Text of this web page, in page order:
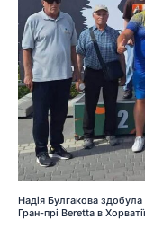
Надія Булгакова
Гран-прі Beretta в Хорватії